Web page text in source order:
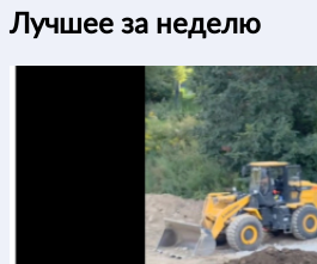
Лучшее за неделю